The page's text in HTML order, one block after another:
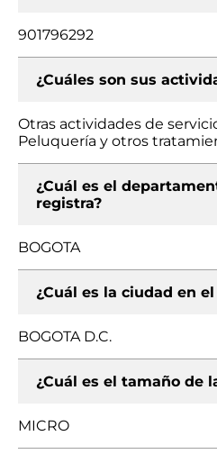
901796292
¿Cuáles son sus
Otras actividades de
Peluquería y otros
¿Cuál es el
registra?
BOGOTA
¿Cuál es la ciudad en
BOGOTA D.C.
¿Cuál es el tamaño de
MICRO